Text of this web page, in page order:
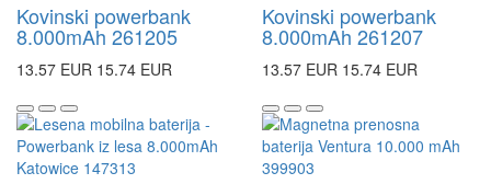
Kovinski powerbank
8.000mAh 261205
13.57 EUR 15.74 EUR
Kovinski powerbank
8.000mAh 261207
13.57 EUR 15.74 EUR